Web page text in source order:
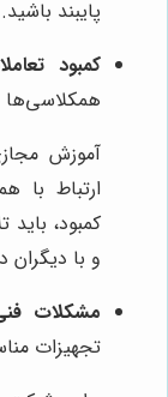
پایبند باشید.
کمبود
همکلاسی‌ها
آموزش
ارتباط با
کمبود،
و با دیگران
مشکلات
تجهیزات